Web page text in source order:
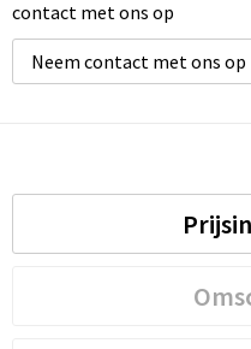
contact met ons op
Neem contact met ons op